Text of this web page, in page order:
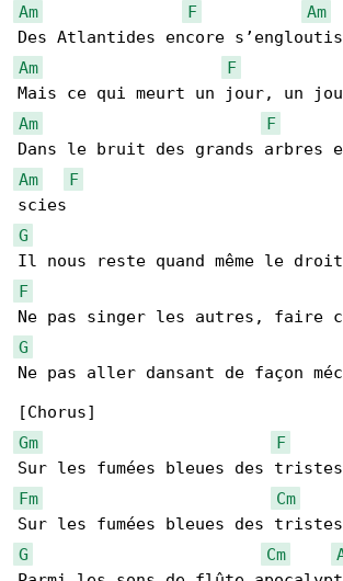
Am
F Am
Am
F
Am
F
Am
F
G
F
G
Ne pas aller dansant de façon
Gm
F
Fm
Cm
G
Cm